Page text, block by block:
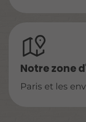
Notre zone
Paris et les